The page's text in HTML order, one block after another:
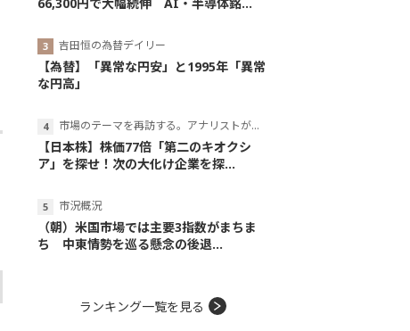
吉田恒の為替デイリー
【為替】「異常な円安」と1995年「異常
な円高」
市場のテーマを再訪する。アナリストが読み解くテーマの本質
【日本株】株価77倍「第二のキオクシ
ア」を探せ！次の大化け企業を探...
市況概況
（朝）米国市場では主要3指数がまちま
ち 中東情勢を巡る懸念の後退...
ランキング一覧を見る